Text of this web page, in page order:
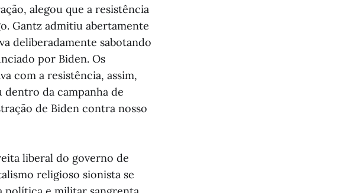
alegou que a resistência
Gantz admitiu abertamente
deliberadamente sabotando
por Biden. Os
com a resistência, assim,
da campanha de
de Biden contra nosso
liberal do governo de
religioso sionista se